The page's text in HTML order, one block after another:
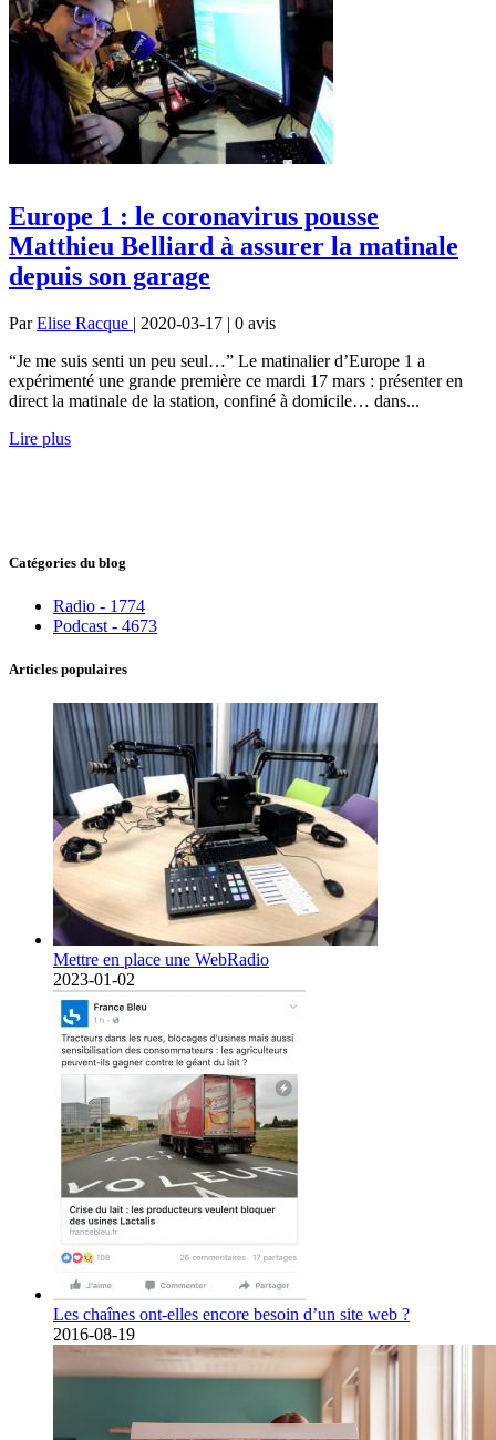
Europe 1 : le coronavirus pousse
Matthieu Belliard à assurer la matinale
depuis son garage
ParElise Racque | 2020-03-17 | 0 avis
“Je me suis senti un peu seul…” Le matinalier d’Europe 1 a
expérimenté une grande première ce mardi 17 mars : présenter en
direct la matinale de la station, confiné à domicile… dans...
Lire plus
Catégories du blog
Radio - 1774
Podcast - 4673
Articles populaires
Mettre en place une WebRadio
2023-01-02
Les chaînes ont-elles encore besoin d’un site web ?
2016-08-19